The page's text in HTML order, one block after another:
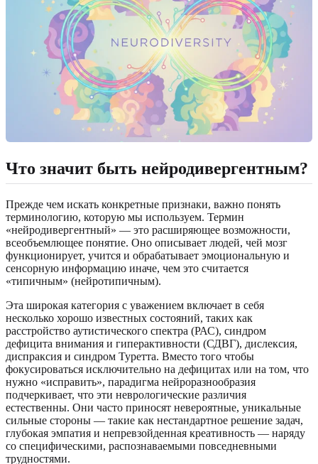
Что значит быть нейродивергентным?
Прежде чем искать конкретные признаки, важно понять
терминологию, которую мы используем. Термин
«нейродивергентный» — это расширяющее возможности,
всеобъемлющее понятие. Оно описывает людей, чей мозг
функционирует, учится и обрабатывает эмоциональную и
сенсорную информацию иначе, чем это считается
«типичным» (нейротипичным).
Эта широкая категория с уважением включает в себя
несколько хорошо известных состояний, таких как
расстройство аутистического спектра (РАС), синдром
дефицита внимания и гиперактивности (СДВГ), дислексия,
диспраксия и синдром Туретта. Вместо того чтобы
фокусироваться исключительно на дефицитах или на том, что
нужно «исправить», парадигма нейроразнообразия
подчеркивает, что эти неврологические различия
естественны. Они часто приносят невероятные, уникальные
сильные стороны — такие как нестандартное решение задач,
глубокая эмпатия и непревзойденная креативность — наряду
со специфическими, распознаваемыми повседневными
трудностями.